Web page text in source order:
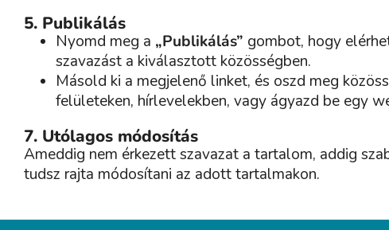
5. Publikálás
Nyomd meg a „Publikálás” gombot, hogy
szavazást a kiválasztott közösségben.
Másold ki a megjelenő linket, és oszd meg
felületeken, hírlevelekben, vagy ágyazd be egy
7. Utólagos módosítás
Ameddig nem érkezett szavazat a tartalom, addig
tudsz rajta módosítani az adott tartalmakon.